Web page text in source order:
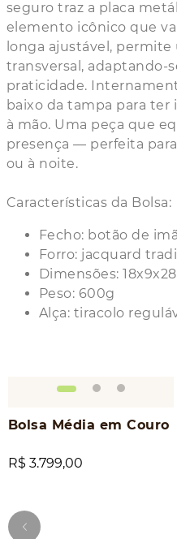
seguro traz a placa
elemento icônico que
longa ajustável,
transversal, adaptando-
praticidade.
baixo da tampa para
à mão. Uma peça que
presença — perfeita
ou à noite.
Características da Bolsa:
Fecho: botão de
Forro: jacquard
Dimensões:
Peso: 600g
Alça: tiracolo
Bolsa Média em Couro
R$ 3.799,00